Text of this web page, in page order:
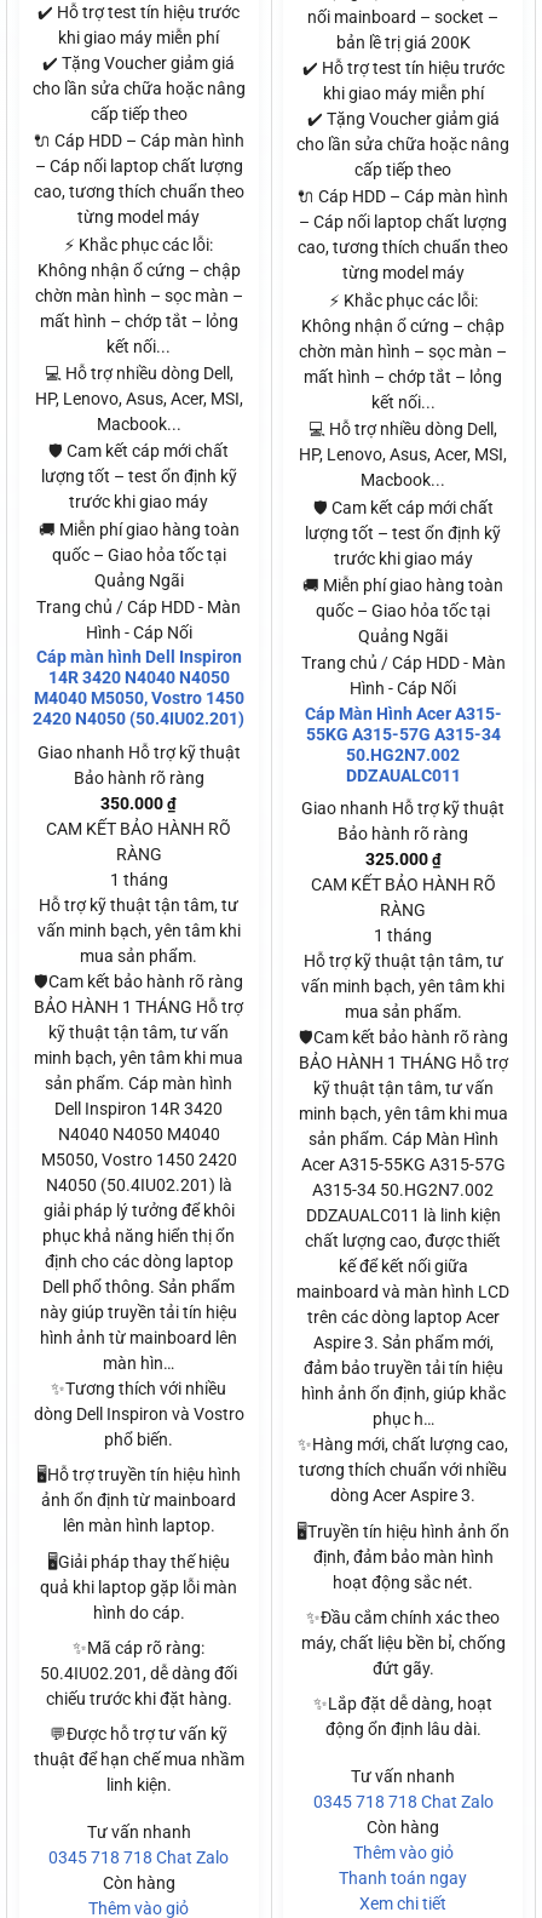
✔️ Hỗ trợ test tín hiệu trước
khi giao máy miễn phí
✔️ Tặng Voucher giảm giá
cho lần sửa chữa hoặc nâng
cấp tiếp theo
🔌 Cáp HDD – Cáp màn hình
– Cáp nối laptop chất lượng
cao, tương thích chuẩn theo
từng model máy
⚡ Khắc phục các lỗi:
Không nhận ổ cứng – chập
chờn màn hình – sọc màn –
mất hình – chớp tắt – lỏng
kết nối...
💻 Hỗ trợ nhiều dòng Dell,
HP, Lenovo, Asus, Acer, MSI,
Macbook...
🛡️ Cam kết cáp mới chất
lượng tốt – test ổn định kỹ
trước khi giao máy
🚚 Miễn phí giao hàng toàn
quốc – Giao hỏa tốc tại
Quảng Ngãi
Trang chủ / Cáp HDD - Màn
Hình - Cáp Nối
Cáp màn hình Dell Inspiron
14R 3420 N4040 N4050
M4040 M5050, Vostro 1450
2420 N4050 (50.4IU02.201)
Giao nhanh Hỗ trợ kỹ thuật
Bảo hành rõ ràng
350.000 ₫
CAM KẾT BẢO HÀNH RÕ
RÀNG
1 tháng
Hỗ trợ kỹ thuật tận tâm, tư
vấn minh bạch, yên tâm khi
mua sản phẩm.
🛡️Cam kết bảo hành rõ ràng
BẢO HÀNH 1 THÁNG Hỗ trợ
kỹ thuật tận tâm, tư vấn
minh bạch, yên tâm khi mua
sản phẩm. Cáp màn hình
Dell Inspiron 14R 3420
N4040 N4050 M4040
M5050, Vostro 1450 2420
N4050 (50.4IU02.201) là
giải pháp lý tưởng để khôi
phục khả năng hiển thị ổn
định cho các dòng laptop
Dell phổ thông. Sản phẩm
này giúp truyền tải tín hiệu
hình ảnh từ mainboard lên
màn hìn…
✨Tương thích với nhiều
dòng Dell Inspiron và Vostro
phổ biến.
🖥️Hỗ trợ truyền tín hiệu hình
ảnh ổn định từ mainboard
lên màn hình laptop.
🖥️Giải pháp thay thế hiệu
quả khi laptop gặp lỗi màn
hình do cáp.
✨Mã cáp rõ ràng:
50.4IU02.201, dễ dàng đối
chiếu trước khi đặt hàng.
💬Được hỗ trợ tư vấn kỹ
thuật để hạn chế mua nhầm
linh kiện.
Tư vấn nhanh
0345 718 718 Chat Zalo
Còn hàng
Thêm vào giỏ
nối mainboard – socket –
bản lề trị giá 200K
✔️ Hỗ trợ test tín hiệu trước
khi giao máy miễn phí
✔️ Tặng Voucher giảm giá
cho lần sửa chữa hoặc nâng
cấp tiếp theo
🔌 Cáp HDD – Cáp màn hình
– Cáp nối laptop chất lượng
cao, tương thích chuẩn theo
từng model máy
⚡ Khắc phục các lỗi:
Không nhận ổ cứng – chập
chờn màn hình – sọc màn –
mất hình – chớp tắt – lỏng
kết nối...
💻 Hỗ trợ nhiều dòng Dell,
HP, Lenovo, Asus, Acer, MSI,
Macbook...
🛡️ Cam kết cáp mới chất
lượng tốt – test ổn định kỹ
trước khi giao máy
🚚 Miễn phí giao hàng toàn
quốc – Giao hỏa tốc tại
Quảng Ngãi
Trang chủ / Cáp HDD - Màn
Hình - Cáp Nối
Cáp Màn Hình Acer A315-
55KG A315-57G A315-34
50.HG2N7.002
DDZAUALC011
Giao nhanh Hỗ trợ kỹ thuật
Bảo hành rõ ràng
325.000 ₫
CAM KẾT BẢO HÀNH RÕ
RÀNG
1 tháng
Hỗ trợ kỹ thuật tận tâm, tư
vấn minh bạch, yên tâm khi
mua sản phẩm.
🛡️Cam kết bảo hành rõ ràng
BẢO HÀNH 1 THÁNG Hỗ trợ
kỹ thuật tận tâm, tư vấn
minh bạch, yên tâm khi mua
sản phẩm. Cáp Màn Hình
Acer A315-55KG A315-57G
A315-34 50.HG2N7.002
DDZAUALC011 là linh kiện
chất lượng cao, được thiết
kế để kết nối giữa
mainboard và màn hình LCD
trên các dòng laptop Acer
Aspire 3. Sản phẩm mới,
đảm bảo truyền tải tín hiệu
hình ảnh ổn định, giúp khắc
phục h…
✨Hàng mới, chất lượng cao,
tương thích chuẩn với nhiều
dòng Acer Aspire 3.
🖥️Truyền tín hiệu hình ảnh ổn
định, đảm bảo màn hình
hoạt động sắc nét.
✨Đầu cắm chính xác theo
máy, chất liệu bền bỉ, chống
đứt gãy.
✨Lắp đặt dễ dàng, hoạt
động ổn định lâu dài.
Tư vấn nhanh
0345 718 718 Chat Zalo
Còn hàng
Thêm vào giỏ
Thanh toán ngay
Xem chi tiết